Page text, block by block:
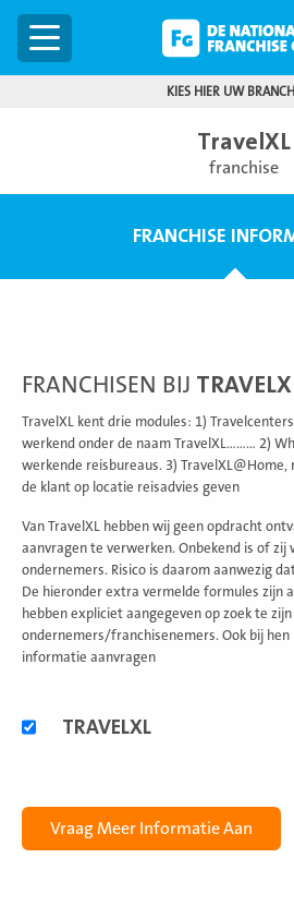
Menu
KIES HIER UW
TravelXL
franchise
FRANCHISE
FRANCHISEN BIJ
TravelXL kent drie modules: 1)
werkend onder de naam TravelXL……… 2)
werkende reisbureaus. 3)
de klant op locatie reisadvies geven
Van TravelXL hebben wij geen opdracht
aanvragen te verwerken. Onbekend is of zij
ondernemers. Risico is daarom aanwezig
De hieronder extra vermelde formules zijn
hebben expliciet aangegeven op zoek te
ondernemers/franchisenemers. Ook bij hen
informatie aanvragen
formulesTRAVELXL